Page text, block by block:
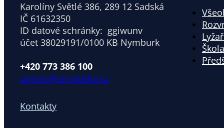
Karolíny Světlé 386, 289 12 Sadská
IČ 61632350
ID datové schránky: ggiwunv
účet 38029191/0100 KB Nymburk
+420 773 386 100
zanova@zs-sadska.cz
Kontakty